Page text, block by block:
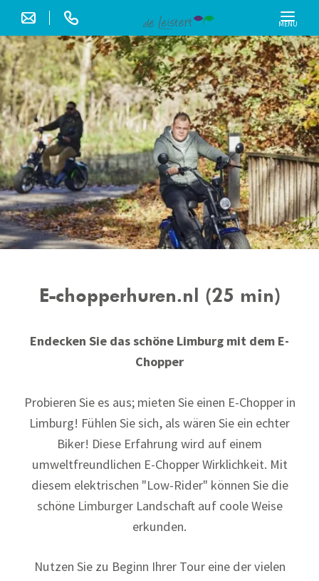
MENU
E-chopperhuren.nl (25 min)
Endecken Sie das schöne Limburg mit dem E-
Chopper
Probieren Sie es aus; mieten Sie einen E-Chopper in
Limburg! Fühlen Sie sich, als wären Sie ein echter
Biker! Diese Erfahrung wird auf einem
umweltfreundlichen E-Chopper Wirklichkeit. Mit
diesem elektrischen "Low-Rider" können Sie die
schöne Limburger Landschaft auf coole Weise
erkunden.
Nutzen Sie zu Beginn Ihrer Tour eine der vielen